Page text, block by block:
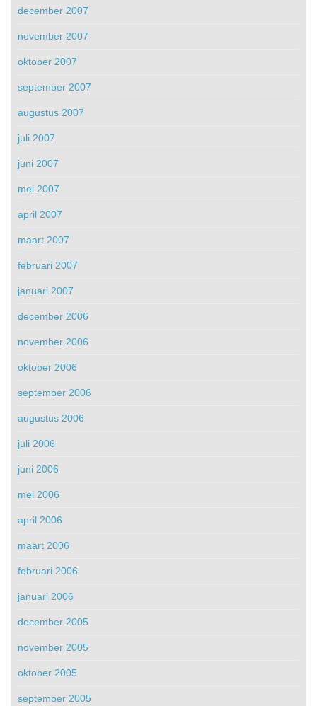
december 2007
november 2007
oktober 2007
september 2007
augustus 2007
juli 2007
juni 2007
mei 2007
april 2007
maart 2007
februari 2007
januari 2007
december 2006
november 2006
oktober 2006
september 2006
augustus 2006
juli 2006
juni 2006
mei 2006
april 2006
maart 2006
februari 2006
januari 2006
december 2005
november 2005
oktober 2005
september 2005